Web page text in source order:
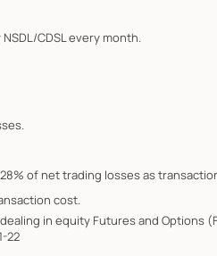
CDSL every month.
of net trading losses as
cost.
in equity Futures and Options
22